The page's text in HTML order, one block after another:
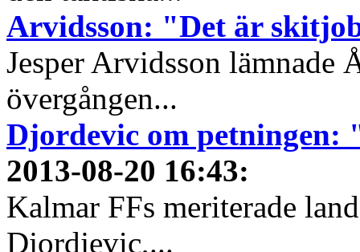
Arvidsson: "Det är
Jesper Arvidsson lämnade
övergången...
Djordevic om
2013-08-20 16:43:
Kalmar FFs meriterade
Djordjevic,...